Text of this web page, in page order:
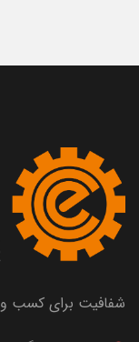
شفافیت برای کسب و